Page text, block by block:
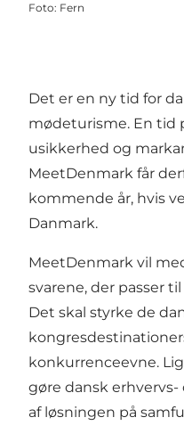
Foto: Fern
Det er en ny tid for
mødeturisme. En tid
usikkerhed og
MeetDenmark får
kommende år, hvis
Danmark.
MeetDenmark vil
svarene, der passer
Det skal styrke de
konkurrenceevne.
gøre dansk
af løsningen på